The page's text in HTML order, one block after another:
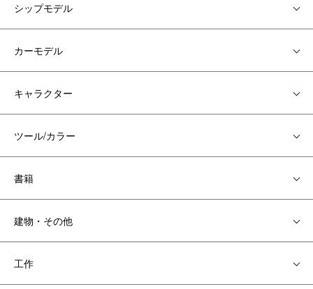
シップモデル
カーモデル
キャラクター
ツール/カラー
書籍
建物・その他
工作